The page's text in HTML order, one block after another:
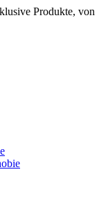
Produkte, von